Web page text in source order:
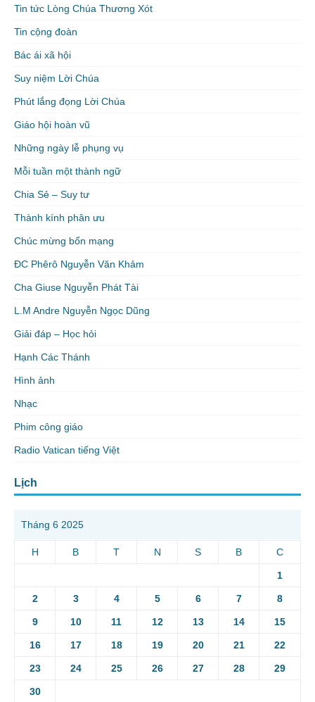
Tin tức Lòng Chúa Thương Xót
Tin cộng đoàn
Bác ái xã hội
Suy niệm Lời Chúa
Phút lắng đọng Lời Chúa
Giáo hội hoàn vũ
Những ngày lễ phụng vụ
Mỗi tuần một thành ngữ
Chia Sẻ – Suy tư
Thành kính phân ưu
Chúc mừng bổn mạng
ĐC Phêrô Nguyễn Văn Khảm
Cha Giuse Nguyễn Phát Tài
L.M Andre Nguyễn Ngọc Dũng
Giải đáp – Học hỏi
Hạnh Các Thánh
Hình ảnh
Nhạc
Phim công giáo
Radio Vatican tiếng Việt
Lịch
Tháng 6 2025
H B T N S B C
1
2 3 4 5 6 7 8
9 10 11 12 13 14 15
16 17 18 19 20 21 22
23 24 25 26 27 28 29
30